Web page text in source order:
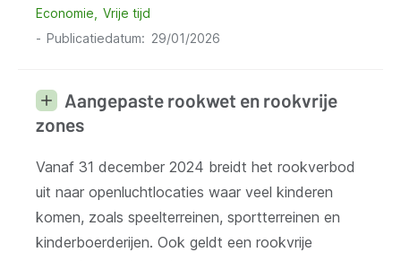
Economie
Vrije tijd
Publicatiedatum
29/01/2026
Aangepaste rookwet en rookvrije
zones
Vanaf 31 december 2024 breidt het rookverbod
uit naar openluchtlocaties waar veel kinderen
komen, zoals speelterreinen, sportterreinen en
kinderboerderijen. Ook geldt een rookvrije